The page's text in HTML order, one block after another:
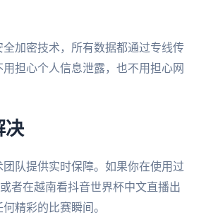
全加密技术，所有数据都通过专线传
担心个人信息泄露，也不用担心网
决
队提供实时保障。如果你在使用过
者在越南看抖音世界杯中文直播出
精彩的比赛瞬间。